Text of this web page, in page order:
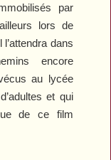
par
lors de
dans
encore
au lycée
et qui
de ce film